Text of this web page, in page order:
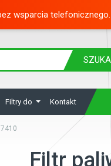
wsparcia telefonicznego.
Filtry do Kontakt
Filtr